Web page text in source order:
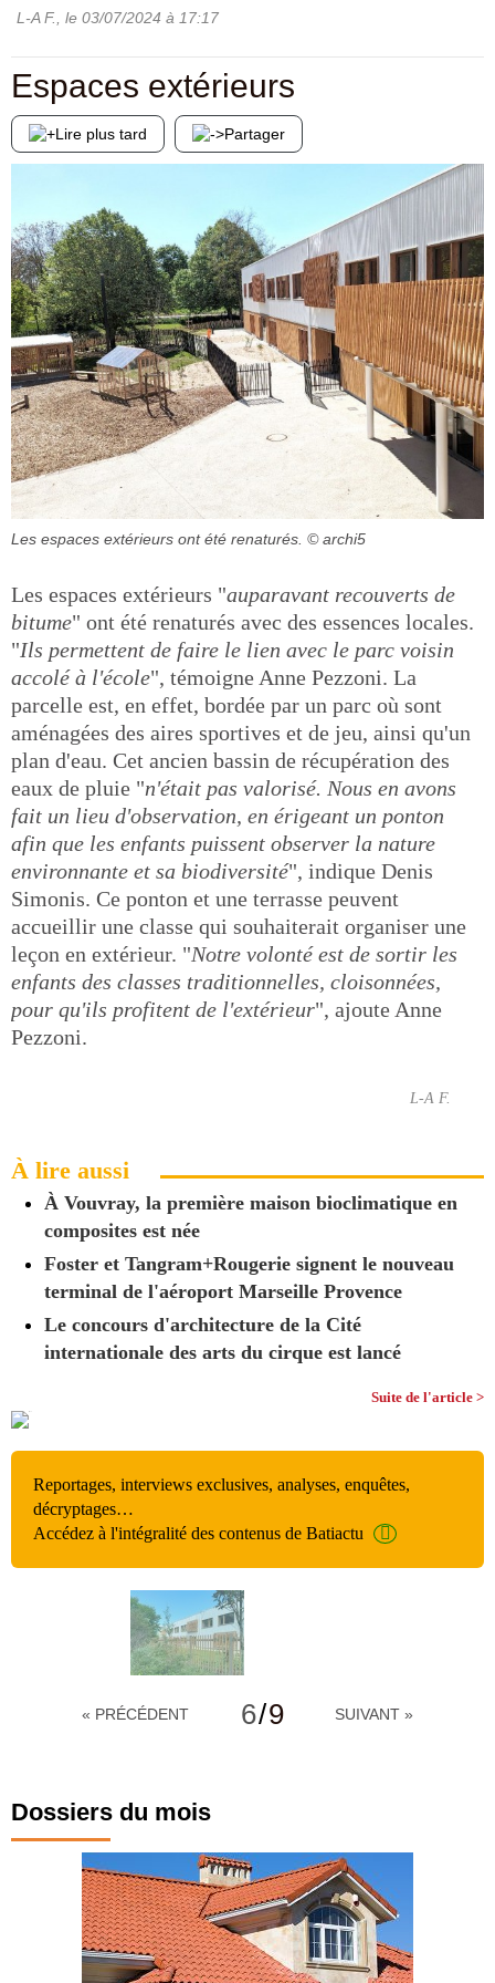
L-A F. , le 03/07/2024 à 17:17
Espaces extérieurs
Lire plus tard Partager
Les espaces extérieurs ont été renaturés. © archi5
Les espaces extérieurs "auparavant recouverts de
bitume" ont été renaturés avec des essences locales.
"Ils permettent de faire le lien avec le parc voisin
accolé à l'école", témoigne Anne Pezzoni. La
parcelle est, en effet, bordée par un parc où sont
aménagées des aires sportives et de jeu, ainsi qu'un
plan d'eau. Cet ancien bassin de récupération des
eaux de pluie "n'était pas valorisé. Nous en avons
fait un lieu d'observation, en érigeant un ponton
afin que les enfants puissent observer la nature
environnante et sa biodiversité", indique Denis
Simonis. Ce ponton et une terrasse peuvent
accueillir une classe qui souhaiterait organiser une
leçon en extérieur. "Notre volonté est de sortir les
enfants des classes traditionnelles, cloisonnées,
pour qu'ils profitent de l'extérieur", ajoute Anne
Pezzoni.
L-A F.
À lire aussi
À Vouvray, la première maison bioclimatique en
composites est née
Foster et Tangram+Rougerie signent le nouveau
terminal de l'aéroport Marseille Provence
Le concours d'architecture de la Cité
internationale des arts du cirque est lancé
Suite de l'article >
Reportages, interviews exclusives, analyses, enquêtes,
décryptages…
Accédez à l'intégralité des contenus de Batiactu
« PRÉCÉDENT 6/9 SUIVANT »
Dossiers du mois